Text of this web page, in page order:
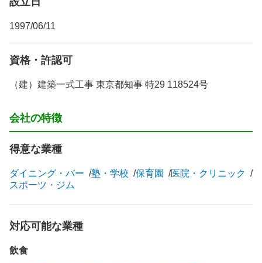
1997/06/11
資格・許認可
（建）建築一式工事 東京都知事 特29 118524号
会社の特徴
得意な業種
ダイニング・バー 塾・学校 保育園
医院・クリニック
スポーツ・ジム
対応可能な業種
飲食